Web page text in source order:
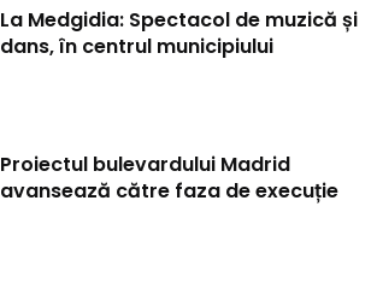
La Medgidia: Spectacol de muzică și
dans, în centrul municipiului
Proiectul bulevardului Madrid
avansează către faza de execuție